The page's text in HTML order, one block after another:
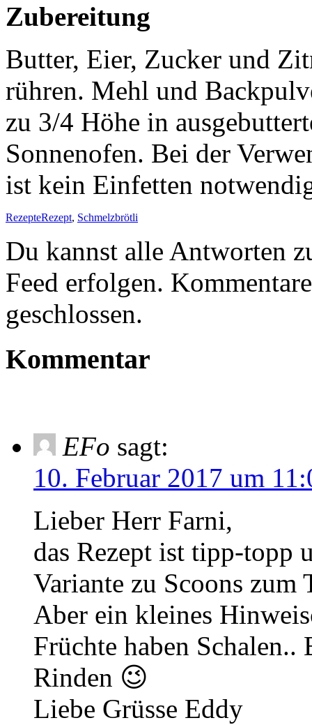
Zubereitung
Butter, Eier, Zucker und
rühren. Mehl und
zu 3/4 Höhe in
Sonnenofen. Bei der
ist kein Einfetten
RezepteRezept, Schmelzbrötli
Du kannst alle Antworten
Feed erfolgen.
geschlossen.
Kommentar
EFo sagt:
10. Februar 2017 um
Lieber Herr Farni,
das Rezept ist tipp-topp
Variante zu Scoons zum
Aber ein kleines
Früchte haben Schalen..
Rinden 😉
Liebe Grüsse Eddy